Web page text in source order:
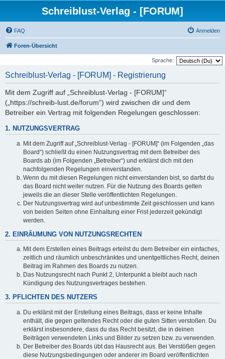
Schreiblust-Verlag - [FORUM]
FAQ Anmelden
Foren-Übersicht
Sprache:
Schreiblust-Verlag - [FORUM] - Registrierung
Mit dem Zugriff auf „Schreiblust-Verlag - [FORUM]“
(„https://schreib-lust.de/forum“) wird zwischen dir und dem
Betreiber ein Vertrag mit folgenden Regelungen geschlossen:
1. NUTZUNGSVERTRAG
Mit dem Zugriff auf „Schreiblust-Verlag - [FORUM]“ (im Folgenden „das
Board“) schließt du einen Nutzungsvertrag mit dem Betreiber des
Boards ab (im Folgenden „Betreiber“) und erklärst dich mit den
nachfolgenden Regelungen einverstanden.
Wenn du mit diesen Regelungen nicht einverstanden bist, so darfst du
das Board nicht weiter nutzen. Für die Nutzung des Boards gelten
jeweils die an dieser Stelle veröffentlichten Regelungen.
Der Nutzungsvertrag wird auf unbestimmte Zeit geschlossen und kann
von beiden Seiten ohne Einhaltung einer Frist jederzeit gekündigt
werden.
2. EINRÄUMUNG VON NUTZUNGSRECHTEN
Mit dem Erstellen eines Beitrags erteilst du dem Betreiber ein einfaches,
zeitlich und räumlich unbeschränktes und unentgeltliches Recht, deinen
Beitrag im Rahmen des Boards zu nutzen.
Das Nutzungsrecht nach Punkt 2, Unterpunkt a bleibt auch nach
Kündigung des Nutzungsvertrages bestehen.
3. PFLICHTEN DES NUTZERS
Du erklärst mit der Erstellung eines Beitrags, dass er keine Inhalte
enthält, die gegen geltendes Recht oder die guten Sitten verstoßen. Du
erklärst insbesondere, dass du das Recht besitzt, die in deinen
Beiträgen verwendeten Links und Bilder zu setzen bzw. zu verwenden.
Der Betreiber des Boards übt das Hausrecht aus. Bei Verstößen gegen
diese Nutzungsbedingungen oder anderer im Board veröffentlichten